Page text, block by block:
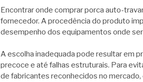
Encontrar onde comprar porca auto-
fornecedor. A procedência do produto
desempenho dos equipamentos onde
A escolha inadequada pode resultar em
precoce e até falhas estruturais. Para
de fabricantes reconhecidos no mercado,